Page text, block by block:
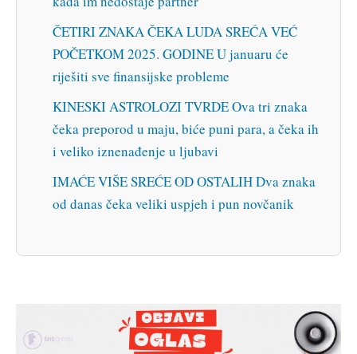
ČETIRI ZNAKA ČEKA LUDA SREĆA VEĆ
POČETKOM 2025. GODINE U januaru će
riješiti sve finansijske probleme
KINESKI ASTROLOZI TVRDE Ova tri znaka
čeka preporod u maju, biće puni para, a čeka ih
i veliko iznenađenje u ljubavi
IMAĆE VIŠE SREĆE OD OSTALIH Dva znaka
od danas čeka veliki uspjeh i pun novčanik